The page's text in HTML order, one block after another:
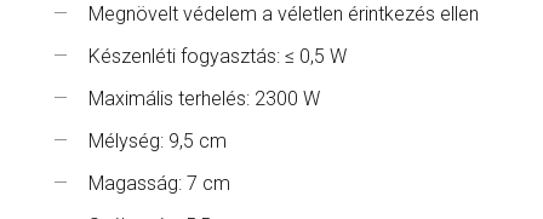
Megnövelt védelem a véletlen érintkezés ellen
Készenléti fogyasztás: ≤ 0,5 W
Maximális terhelés: 2300 W
Mélység: 9,5 cm
Magasság: 7 cm